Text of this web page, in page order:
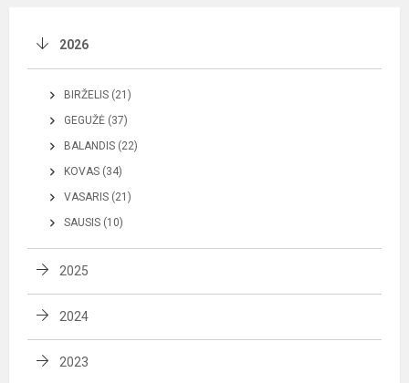
2026
BIRŽELIS (21)
GEGUŽĖ (37)
BALANDIS (22)
KOVAS (34)
VASARIS (21)
SAUSIS (10)
2025
2024
2023